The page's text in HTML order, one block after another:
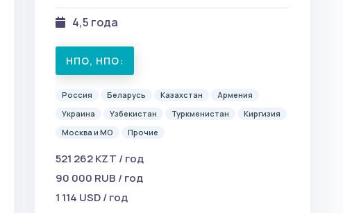
4,5 года
НПО, НПО:
Россия Беларусь Казахстан
Армения
Украина
Узбекистан Туркменистан
Киргизия
Москва и МО
Прочие
521 262 KZT / год
90 000 RUB / год
1 114 USD / год